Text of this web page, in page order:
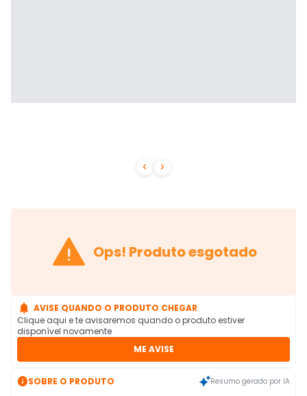
 
 Ops! Produto esgotado
 AVISE QUANDO O PRODUTO CHEGAR
Clique aqui e te avisaremos quando o produto estiver
disponível novamente
ME AVISE
SOBRE O PRODUTO Resumo gerado por IA